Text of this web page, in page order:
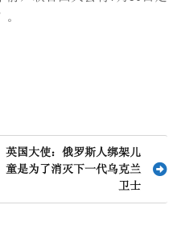
英国大使：俄罗斯人绑架儿
童是为了消灭下一代乌克兰
卫士